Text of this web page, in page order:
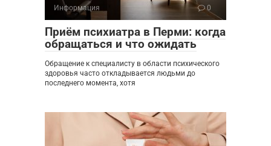
Информация 0
Приём психиатра в Перми: когда
обращаться и что ожидать
Обращение к специалисту в области психического
здоровья часто откладывается людьми до
последнего момента, хотя